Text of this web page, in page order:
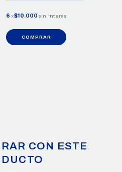
6 x$10.000 sin interés
COMPRAR
CON ESTE